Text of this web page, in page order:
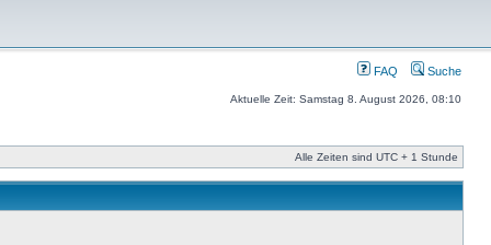
FAQ Suche
Aktuelle Zeit: Samstag 8. August 2026, 08:10
Alle Zeiten sind UTC + 1 Stunde